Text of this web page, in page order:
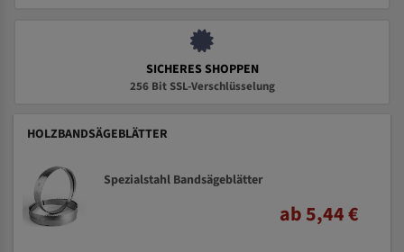
SICHERES SHOPPEN
256 Bit SSL-Verschlüsselung
HOLZBANDSÄGEBLÄTTER
Spezialstahl Bandsägeblätter
ab 5,44 €